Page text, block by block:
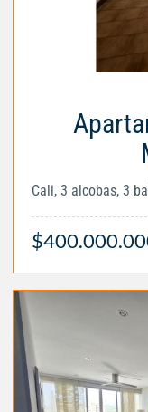
Cali, 3 alcobas, 3